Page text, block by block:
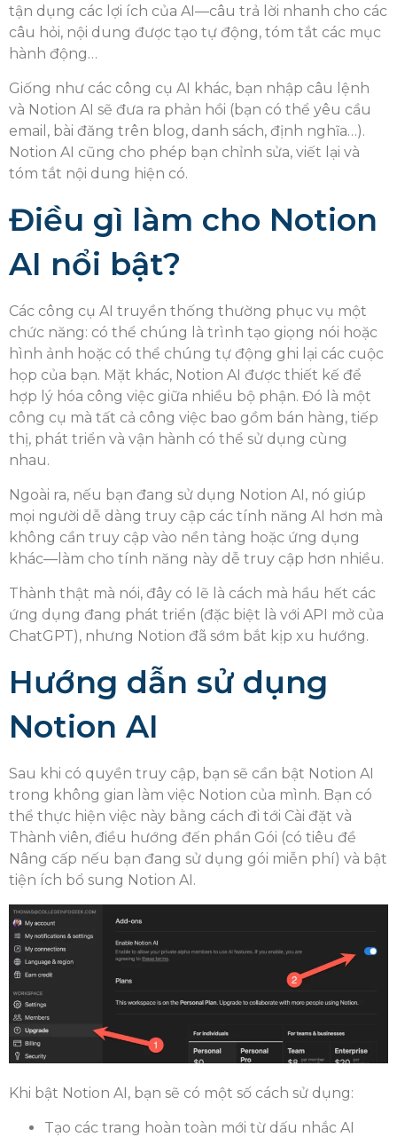
tận dụng các lợi ích của AI—câu trả lời nhanh cho các
câu hỏi, nội dung được tạo tự động, tóm tắt các mục
hành động…
Giống như các công cụ AI khác, bạn nhập câu lệnh
và Notion AI sẽ đưa ra phản hồi (bạn có thể yêu cầu
email, bài đăng trên blog, danh sách, định nghĩa…).
Notion AI cũng cho phép bạn chỉnh sửa, viết lại và
tóm tắt nội dung hiện có.
Điều gì làm cho Notion
AI nổi bật?
Các công cụ AI truyền thống thường phục vụ một
chức năng: có thể chúng là trình tạo giọng nói hoặc
hình ảnh hoặc có thể chúng tự động ghi lại các cuộc
họp của bạn. Mặt khác, Notion AI được thiết kế để
hợp lý hóa công việc giữa nhiều bộ phận. Đó là một
công cụ mà tất cả công việc bao gồm bán hàng, tiếp
thị, phát triển và vận hành có thể sử dụng cùng
nhau.
Ngoài ra, nếu bạn đang sử dụng Notion AI, nó giúp
mọi người dễ dàng truy cập các tính năng AI hơn mà
không cần truy cập vào nền tảng hoặc ứng dụng
khác—làm cho tính năng này dễ truy cập hơn nhiều.
Thành thật mà nói, đây có lẽ là cách mà hầu hết các
ứng dụng đang phát triển (đặc biệt là với API mở của
ChatGPT), nhưng Notion đã sớm bắt kịp xu hướng.
Hướng dẫn sử dụng
Notion AI
Sau khi có quyền truy cập, bạn sẽ cần bật Notion AI
trong không gian làm việc Notion của mình. Bạn có
thể thực hiện việc này bằng cách đi tới Cài đặt và
Thành viên, điều hướng đến phần Gói (có tiêu đề
Nâng cấp nếu bạn đang sử dụng gói miễn phí) và bật
tiện ích bổ sung Notion AI.
Khi bật Notion AI, bạn sẽ có một số cách sử dụng:
Tạo các trang hoàn toàn mới từ dấu nhắc AI